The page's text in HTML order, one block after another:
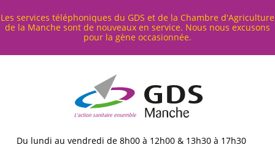
Les services téléphoniques du GDS et de la Chambre d'Agriculture
de la Manche sont de nouveaux en service. Nous nous excusons
pour la gène occasionnée.
G
Du lundi au vendredi de 8h00 à 12h00 & 13h30 à 17h30